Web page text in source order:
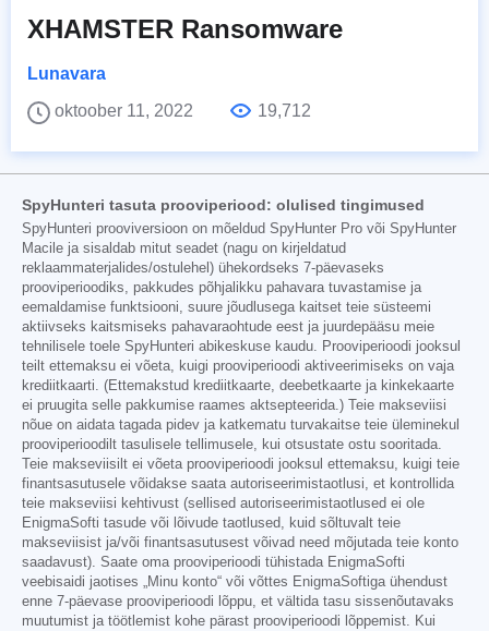
XHAMSTER Ransomware
Lunavara
oktoober 11, 2022
19,712
SpyHunteri tasuta prooviperiood: olulised tingimused
SpyHunteri prooviversioon on mõeldud SpyHunter Pro või SpyHunter
Macile ja sisaldab mitut seadet (nagu on kirjeldatud
reklaammaterjalides/ostulehel) ühekordseks 7-päevaseks
prooviperioodiks, pakkudes põhjalikku pahavara tuvastamise ja
eemaldamise funktsiooni, suure jõudlusega kaitset teie süsteemi
aktiivseks kaitsmiseks pahavaraohtude eest ja juurdepääsu meie
tehnilisele toele SpyHunteri abikeskuse kaudu. Prooviperioodi jooksul
teilt ettemaksu ei võeta, kuigi prooviperioodi aktiveerimiseks on vaja
krediitkaarti. (Ettemakstud krediitkaarte, deebetkaarte ja kinkekaarte
ei pruugita selle pakkumise raames aktsepteerida.) Teie makseviisi
nõue on aidata tagada pidev ja katkematu turvakaitse teie üleminekul
prooviperioodilt tasulisele tellimusele, kui otsustate ostu sooritada.
Teie makseviisilt ei võeta prooviperioodi jooksul ettemaksu, kuigi teie
finantsasutusele võidakse saata autoriseerimistaotlusi, et kontrollida
teie makseviisi kehtivust (sellised autoriseerimistaotlused ei ole
EnigmaSofti tasude või lõivude taotlused, kuid sõltuvalt teie
makseviisist ja/või finantsasutusest võivad need mõjutada teie konto
saadavust). Saate oma prooviperioodi tühistada EnigmaSofti
veebisaidi jaotises „Minu konto“ või võttes EnigmaSoftiga ühendust
enne 7-päevase prooviperioodi lõppu, et vältida tasu sissenõutavaks
muutumist ja töötlemist kohe pärast prooviperioodi lõppemist. Kui